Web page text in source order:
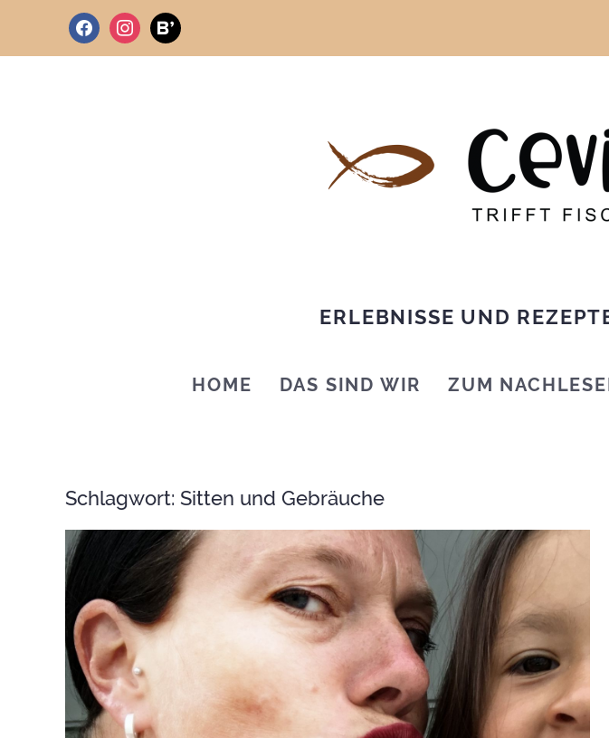
facebookinstagrambloglovin
ERLEBNISSE UND
HOME DAS SIND WIR ZUM
Schlagwort: Sitten und Gebräuche